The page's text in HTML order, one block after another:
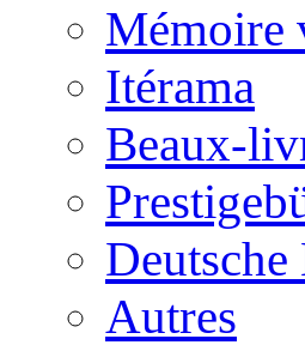
Mémoire
Itérama
Beaux-
Autres